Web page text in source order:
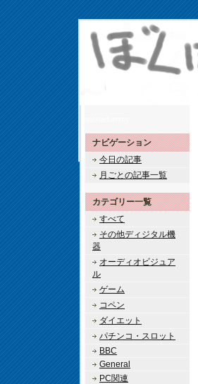
ナビゲーション
今日の記事
月ごとの記事一覧
カテゴリー一覧
すべて
その他ディジタル機
器
オーディオビジュア
ル
ゲーム
コペン
ダイエット
パチンコ・スロット
BBC
General
PC関連